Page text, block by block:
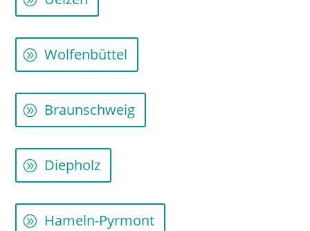
Wolfenbüttel
Braunschweig
Diepholz
Hameln-Pyrmont